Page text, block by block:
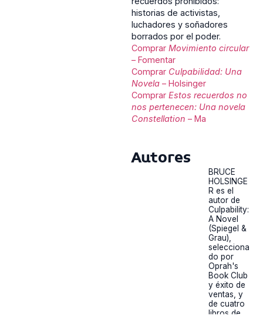
historias de activistas,
luchadores y soñadores
borrados por el poder.
Comprar Movimiento circular
– Fomentar
Comprar Culpabilidad: Una
Novela – Holsinger
Comprar Estos recuerdos no
nos pertenecen: Una novela
Constellation – Ma
Autores
BRUCE
HOLSINGE
R es el
autor de
Culpability:
A Novel
(Spiegel &
Grau),
selecciona
do por
Oprah's
Book Club
y éxito de
ventas, y
de cuatro
libros de